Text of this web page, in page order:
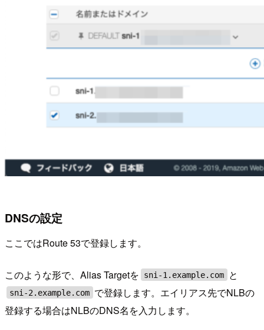
DNSの設定
ここではRoute 53で登録します。
このような形で、Alias Targetを sni-1.example.com と
sni-2.example.com で登録します。エイリアス先でNLBの
登録する場合はNLBのDNS名を入力します。